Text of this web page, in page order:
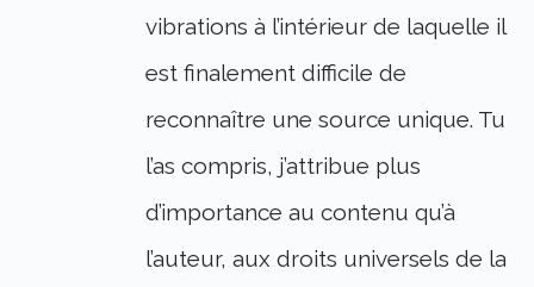
vibrations à l’intérieur de laquelle il
est finalement difficile de
reconnaître une source unique. Tu
l’as compris, j’attribue plus
d’importance au contenu qu’à
l’auteur, aux droits universels de la